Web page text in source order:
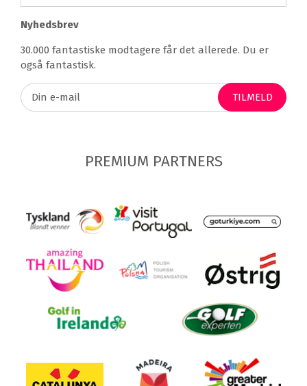
Nyhedsbrev
30.000 fantastiske modtagere får det allerede. Du er
også fantastisk.
TILMELD
PREMIUM PARTNERS